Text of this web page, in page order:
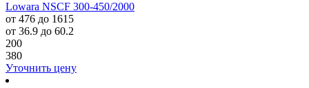
Lowara NSCF 300-450/2000
от 476 до 1615
от 36.9 до 60.2
200
380
Уточнить цену